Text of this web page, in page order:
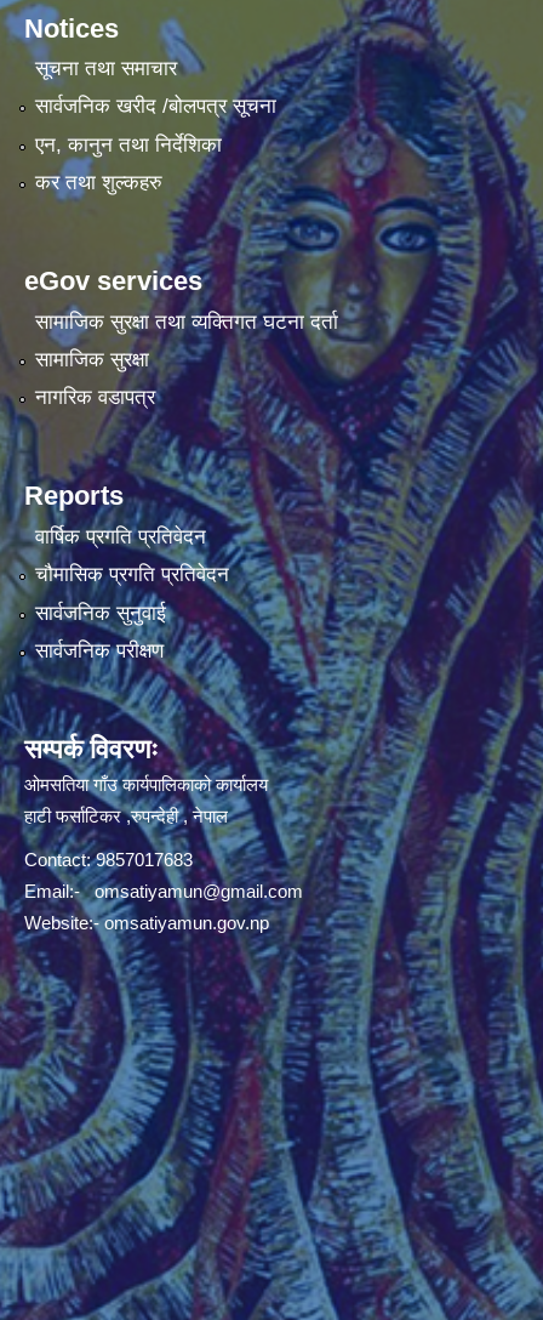
Notices
सूचना तथा समाचार
सार्वजनिक खरीद /बोलपत्र सूचना
एन, कानुन तथा निर्देशिका
कर तथा शुल्कहरु
eGov services
सामाजिक सुरक्षा तथा व्यक्तिगत घटना दर्ता
सामाजिक सुरक्षा
नागरिक वडापत्र
Reports
वार्षिक प्रगति प्रतिवेदन
चौमासिक प्रगति प्रतिवेदन
सार्वजनिक सुनुवाई
सार्वजनिक परीक्षण
सम्पर्क विवरणः
ओमसतिया गाँउ कार्यपालिकाको कार्यालय
हाटी फर्साटिकर ,रुपन्देही , नेपाल
Contact: 9857017683
Email:-omsatiyamun@gmail.com
Website:- omsatiyamun.gov.np